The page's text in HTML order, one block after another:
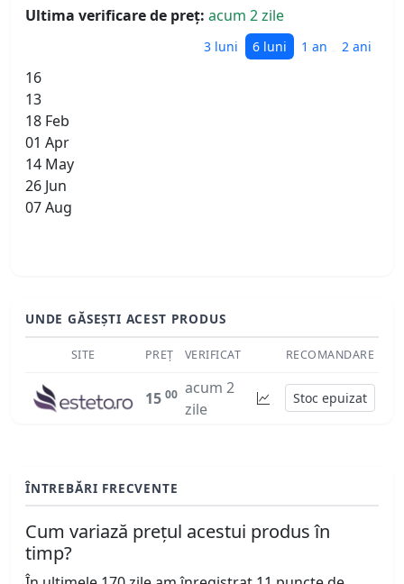
Ultima verificare de preț: acum 2 zile
3 luni 6 luni 1 an 2 ani
16
13
18 Feb
01 Apr
14 May
26 Jun
07 Aug
UNDE GĂSEȘTI ACEST PRODUS
SITE PREȚ VERIFICAT RECOMANDARE
15 00 acum 2
zile
Stoc epuizat
ÎNTREBĂRI FRECVENTE
Cum variază prețul acestui produs în
timp?